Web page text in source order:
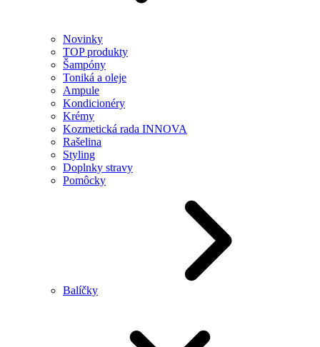
Novinky
TOP produkty
Šampóny
Toniká a oleje
Ampule
Kondicionéry
Krémy
Kozmetická rada INNOVA
Rašelina
Styling
Doplnky stravy
Pomôcky
Balíčky